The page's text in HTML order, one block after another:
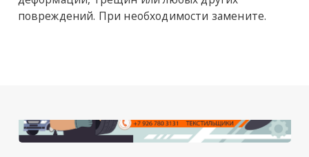
повреждений. При необходимости замените.